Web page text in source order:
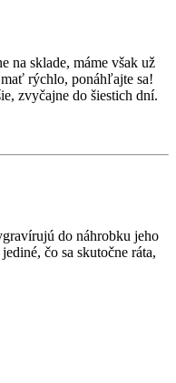
na sklade, máme však už
rýchlo, ponáhľajte sa!
zvyčajne do šiestich dní.
do náhrobku jeho
čo sa skutočne ráta,